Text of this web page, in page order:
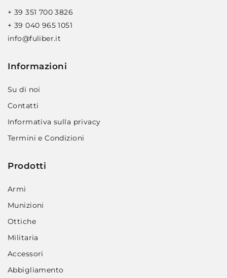
+ 39 351 700 3826
+ 39 040 965 1051
info@fuliber.it
Informazioni
Su di noi
Contatti
Informativa sulla privacy
Termini e Condizioni
Prodotti
Armi
Munizioni
Ottiche
Militaria
Accessori
Abbigliamento